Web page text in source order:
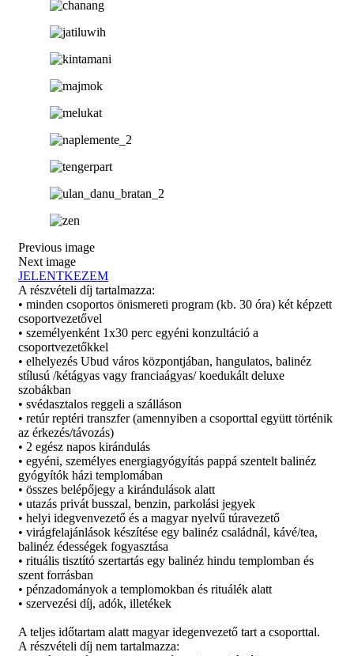
Previous image
Next image
JELENTKEZEM
A részvételi díj tartalmazza:
• minden csoportos önismereti program (kb. 30 óra) két képzett
csoportvezetővel
• személyenként 1x30 perc egyéni konzultáció a
csoportvezetőkkel
• elhelyezés Ubud város központjában, hangulatos, balinéz
stílusú /kétágyas vagy franciaágyas/ koedukált deluxe
szobákban
• svédasztalos reggeli a szálláson
• retúr reptéri transzfer (amennyiben a csoporttal együtt történik
az érkezés/távozás)
• 2 egész napos kirándulás
• egyéni, személyes energiagyógyítás pappá szentelt balinéz
gyógyítók házi templomában
• összes belépőjegy a kirándulások alatt
• utazás privát busszal, benzin, parkolási jegyek
• helyi idegvenvezető és a magyar nyelvű túravezető
• virágfelajánlások készítése egy balinéz családnál, kávé/tea,
balinéz édességek fogyasztása
• rituális tisztító szertartás egy balinéz hindu templomban és
szent forrásban
• pénzadományok a templomokban és rituálék alatt
• szervezési díj, adók, illetékek
A teljes időtartam alatt magyar idegenvezető tart a csoporttal.
A részvételi díj nem tartalmazza: